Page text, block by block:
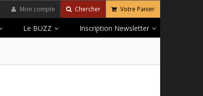
Mon compte Chercher Votre Panier
Le BUZZ Inscription Newsletter